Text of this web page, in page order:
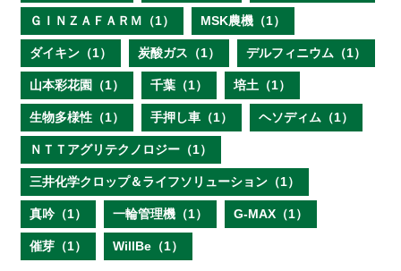
ＧＩＮＺＡＦＡＲＭ（1） MSK農機（1）
ダイキン（1） 炭酸ガス（1） デルフィニウム（1）
山本彩花園（1） 千葉（1） 培土（1）
生物多様性（1） 手押し車（1） ヘソディム（1）
ＮＴＴアグリテクノロジー（1）
三井化学クロップ＆ライフソリューション（1）
真吟（1） 一輪管理機（1） G-MAX（1）
催芽（1） WillBe（1）